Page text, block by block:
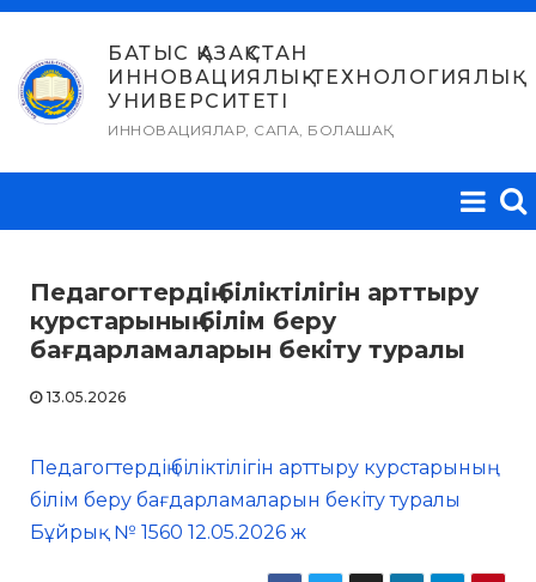
Skip
content
БАТЫС ҚАЗАҚСТАН
ИННОВАЦИЯЛЫҚ-ТЕХНОЛОГИЯЛЫҚ
УНИВЕРСИТЕТІ
ИННОВАЦИЯЛАР, САПА, БОЛАШАҚ
Педагогтердің біліктілігін арттыру
курстарының білім беру
бағдарламаларын бекіту туралы
13.05.2026
Педагогтердің біліктілігін арттыру курстарының
білім беру бағдарламаларын бекіту туралы
Бұйрық № 1560 12.05.2026 ж